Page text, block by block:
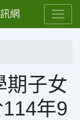
網
期子女
年9